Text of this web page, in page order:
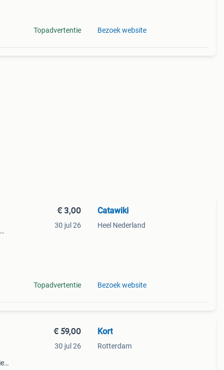
Topadvertentie Bezoek website
€ 3,00
30 jul 26
Topadvertentie
Catawiki
Heel Nederland
Bezoek website
€ 59,00
30 jul 26
Kort
Rotterdam